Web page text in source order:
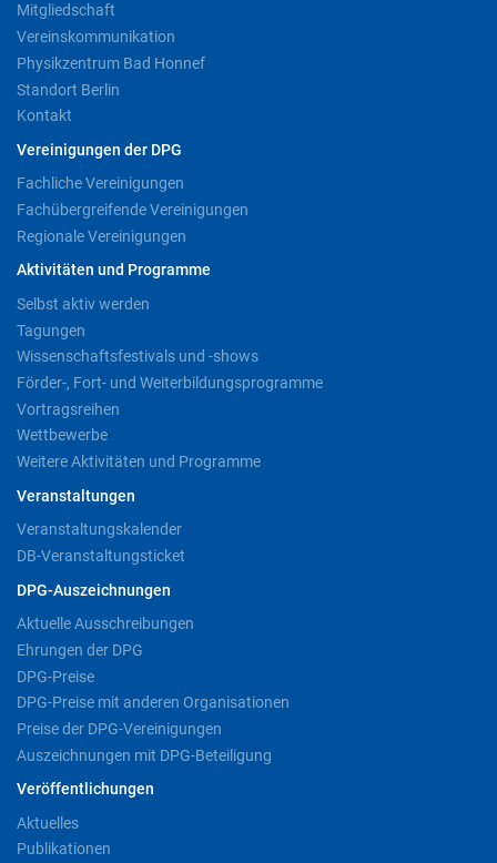
Mitgliedschaft
Vereinskommunikation
Physikzentrum Bad Honnef
Standort Berlin
Kontakt
Vereinigungen der DPG
Fachliche Vereinigungen
Fachübergreifende Vereinigungen
Regionale Vereinigungen
Aktivitäten und Programme
Selbst aktiv werden
Tagungen
Wissenschaftsfestivals und -shows
Förder-, Fort- und Weiterbildungsprogramme
Vortragsreihen
Wettbewerbe
Weitere Aktivitäten und Programme
Veranstaltungen
Veranstaltungskalender
DB-Veranstaltungsticket
DPG-Auszeichnungen
Aktuelle Ausschreibungen
Ehrungen der DPG
DPG-Preise
DPG-Preise mit anderen Organisationen
Preise der DPG-Vereinigungen
Auszeichnungen mit DPG-Beteiligung
Veröffentlichungen
Aktuelles
Publikationen